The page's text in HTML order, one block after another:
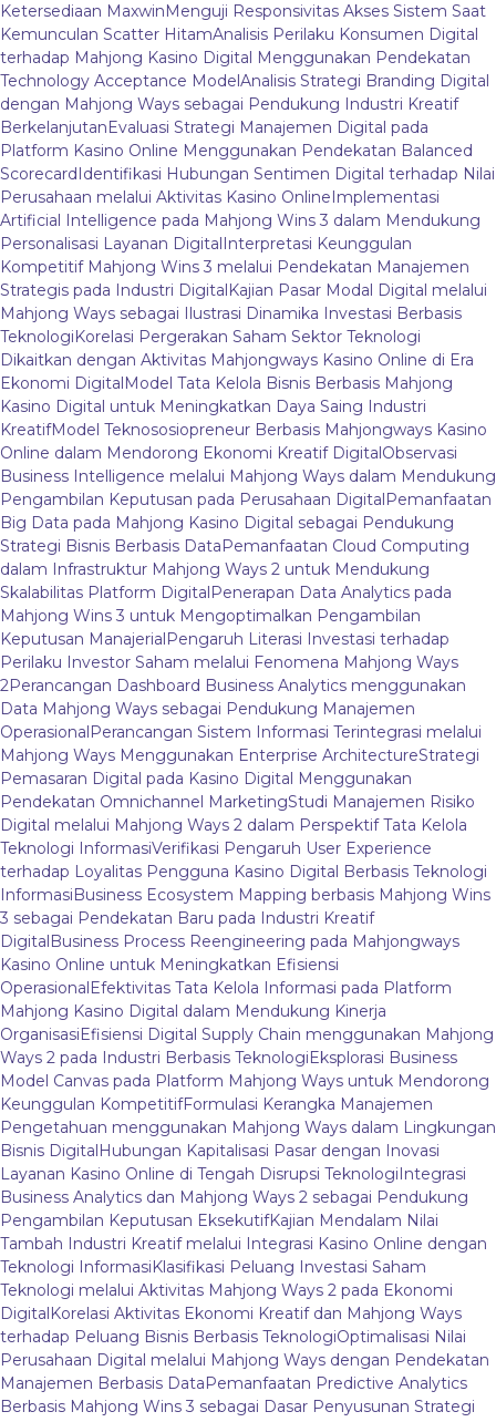
Ketersediaan MaxwinMenguji Responsivitas Akses Sistem Saat
Kemunculan Scatter HitamAnalisis Perilaku Konsumen Digital
terhadap Mahjong Kasino Digital Menggunakan Pendekatan
Technology Acceptance ModelAnalisis Strategi Branding Digital
dengan Mahjong Ways sebagai Pendukung Industri Kreatif
BerkelanjutanEvaluasi Strategi Manajemen Digital pada
Platform Kasino Online Menggunakan Pendekatan Balanced
ScorecardIdentifikasi Hubungan Sentimen Digital terhadap Nilai
Perusahaan melalui Aktivitas Kasino OnlineImplementasi
Artificial Intelligence pada Mahjong Wins 3 dalam Mendukung
Personalisasi Layanan DigitalInterpretasi Keunggulan
Kompetitif Mahjong Wins 3 melalui Pendekatan Manajemen
Strategis pada Industri DigitalKajian Pasar Modal Digital melalui
Mahjong Ways sebagai Ilustrasi Dinamika Investasi Berbasis
TeknologiKorelasi Pergerakan Saham Sektor Teknologi
Dikaitkan dengan Aktivitas Mahjongways Kasino Online di Era
Ekonomi DigitalModel Tata Kelola Bisnis Berbasis Mahjong
Kasino Digital untuk Meningkatkan Daya Saing Industri
KreatifModel Teknososiopreneur Berbasis Mahjongways Kasino
Online dalam Mendorong Ekonomi Kreatif DigitalObservasi
Business Intelligence melalui Mahjong Ways dalam Mendukung
Pengambilan Keputusan pada Perusahaan DigitalPemanfaatan
Big Data pada Mahjong Kasino Digital sebagai Pendukung
Strategi Bisnis Berbasis DataPemanfaatan Cloud Computing
dalam Infrastruktur Mahjong Ways 2 untuk Mendukung
Skalabilitas Platform DigitalPenerapan Data Analytics pada
Mahjong Wins 3 untuk Mengoptimalkan Pengambilan
Keputusan ManajerialPengaruh Literasi Investasi terhadap
Perilaku Investor Saham melalui Fenomena Mahjong Ways
2Perancangan Dashboard Business Analytics menggunakan
Data Mahjong Ways sebagai Pendukung Manajemen
OperasionalPerancangan Sistem Informasi Terintegrasi melalui
Mahjong Ways Menggunakan Enterprise ArchitectureStrategi
Pemasaran Digital pada Kasino Digital Menggunakan
Pendekatan Omnichannel MarketingStudi Manajemen Risiko
Digital melalui Mahjong Ways 2 dalam Perspektif Tata Kelola
Teknologi InformasiVerifikasi Pengaruh User Experience
terhadap Loyalitas Pengguna Kasino Digital Berbasis Teknologi
InformasiBusiness Ecosystem Mapping berbasis Mahjong Wins
3 sebagai Pendekatan Baru pada Industri Kreatif
DigitalBusiness Process Reengineering pada Mahjongways
Kasino Online untuk Meningkatkan Efisiensi
OperasionalEfektivitas Tata Kelola Informasi pada Platform
Mahjong Kasino Digital dalam Mendukung Kinerja
OrganisasiEfisiensi Digital Supply Chain menggunakan Mahjong
Ways 2 pada Industri Berbasis TeknologiEksplorasi Business
Model Canvas pada Platform Mahjong Ways untuk Mendorong
Keunggulan KompetitifFormulasi Kerangka Manajemen
Pengetahuan menggunakan Mahjong Ways dalam Lingkungan
Bisnis DigitalHubungan Kapitalisasi Pasar dengan Inovasi
Layanan Kasino Online di Tengah Disrupsi TeknologiIntegrasi
Business Analytics dan Mahjong Ways 2 sebagai Pendukung
Pengambilan Keputusan EksekutifKajian Mendalam Nilai
Tambah Industri Kreatif melalui Integrasi Kasino Online dengan
Teknologi InformasiKlasifikasi Peluang Investasi Saham
Teknologi melalui Aktivitas Mahjong Ways 2 pada Ekonomi
DigitalKorelasi Aktivitas Ekonomi Kreatif dan Mahjong Ways
terhadap Peluang Bisnis Berbasis TeknologiOptimalisasi Nilai
Perusahaan Digital melalui Mahjong Ways dengan Pendekatan
Manajemen Berbasis DataPemanfaatan Predictive Analytics
Berbasis Mahjong Wins 3 sebagai Dasar Penyusunan Strategi